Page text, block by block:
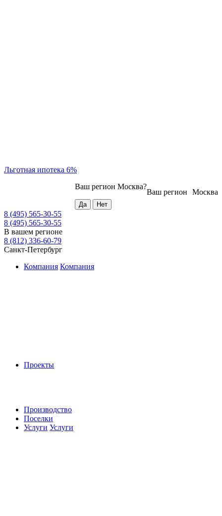
Льготная ипотека 6%
Москва
Ваш регион
Ваш регион Москва?
8 (495) 565-30-55
8 (495) 565-30-55
В вашем регионе
8 (812) 336-60-79
Санкт-Петербург
Компания Компания
Проекты
Производство
Поселки
Услуги Услуги